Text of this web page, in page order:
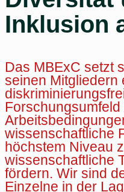
Inklusion
Das MBExC setzt
seinen Mitgliedern
wissenschaftliche
höchstem Niveau
wissenschaftliche
fördern. Wir sind
Einzelne in der